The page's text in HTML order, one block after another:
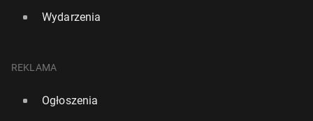
Wydarzenia
REKLAMA
Ogłoszenia